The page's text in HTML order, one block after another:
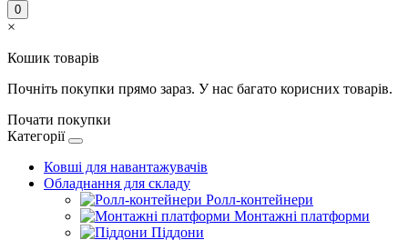
0
×
Кошик товарів
Почніть покупки прямо зараз. У нас багато корисних товарів.
Почати покупки
Категорії
Ковші для навантажувачів
Обладнання для складу
Ролл-контейнери
Монтажні платформи
Піддони